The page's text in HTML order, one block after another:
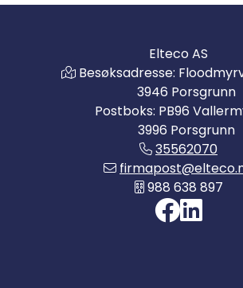
Elteco AS
Besøksadresse:
3946 Porsgrunn
Postboks: PB96
3996 Porsgrunn
35562070
988 638 897